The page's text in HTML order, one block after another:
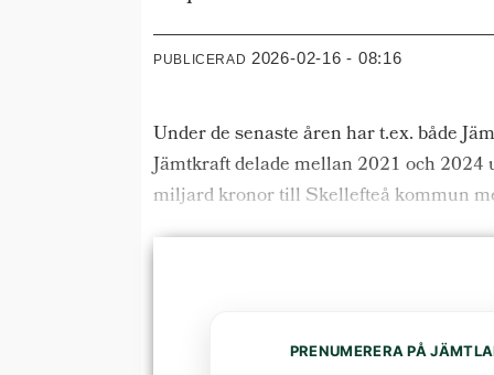
PUBLICERAD 2026-02-16 - 08:16
Under de senaste åren har t.ex. både
Jämtkraft delade mellan 2021 och
miljard kronor till Skellefteå kommun
PRENUMERERA PÅ